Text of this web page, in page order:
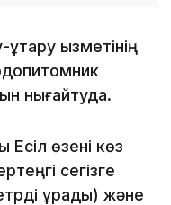
қызметінің
нығайтуда.
өзені көз
сегізге
құрады) және